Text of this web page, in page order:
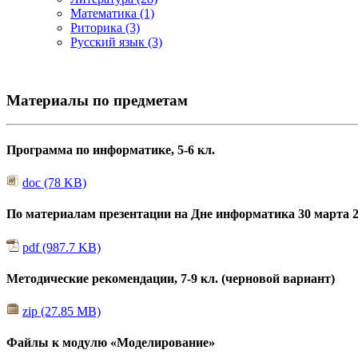
Математика (1)
Риторика (3)
Русский язык (3)
Материалы по предметам
Программа по информатике, 5-6 кл.
doc (78 KB)
По материалам презентации на Дне информатика 30 марта
pdf (987.7 KB)
Методические рекомендации, 7-9 кл. (черновой вариант)
zip (27.85 MB)
Файлы к модулю «Моделирование»